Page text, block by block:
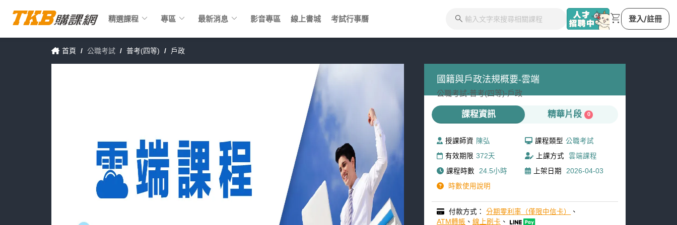
首頁 / 公職考試 / 普考(四等) / 戶政
國籍與戶政法規概要-雲端
公職考試-普考(四等)-戶政
課程資訊 精華片段 0
授課師資 陳弘 課程類型 公職考試
有效期限 372天 上課方式
雲端課程
課程時數
24.5小時 上架日期
2026-04-03
時數使用說明
付款方式：分期零利率（僅限中信卡）
、
ATM轉帳 、 線上刷卡 、
精選課程 keyboard_arrow_down 專區 keyboard_arrow_down 最新消息 keyboard_arrow_down 影音專區 線上書城 考試行事曆 search shopping_cart 登入/註冊